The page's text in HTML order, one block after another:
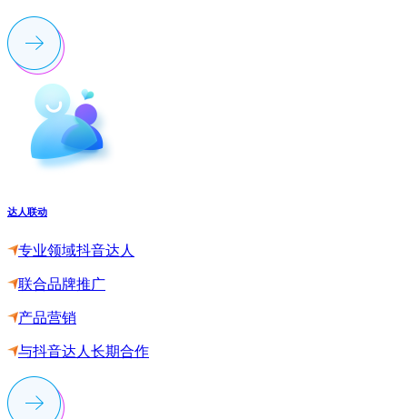
达人联动
专业领域抖音达人
联合品牌推广
产品营销
与抖音达人长期合作